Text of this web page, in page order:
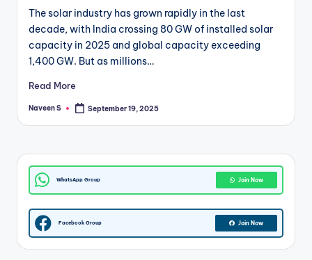
The solar industry has grown rapidly in the last
decade, with India crossing 80 GW of installed solar
capacity in 2025 and global capacity exceeding
1,400 GW. But as millions…
Read More
Posted
Naveen S September 19, 2025
WhatsApp Group Join Now
Facebook Group Join Now